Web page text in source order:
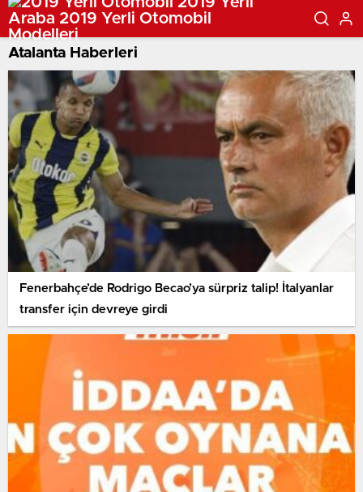
Atalanta Haberleri
Fenerbahçe’de Rodrigo Becao’ya sürpriz talip! İtalyanlar
transfer için devreye girdi